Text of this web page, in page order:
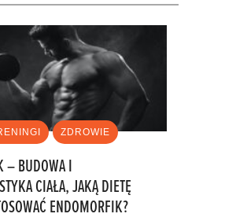
ZDROWIE
– BUDOWA I
CIAŁA, JAKĄ DIETĘ
ENDOMORFIK?